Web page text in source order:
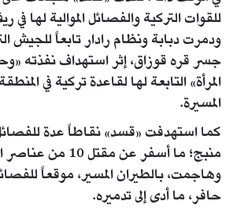
للقوات التركية والفصائل الموالية لها
ودمرت دبابة ونظام رادار تابعاً للجيش
جسر قره قوزاق، إثر استهداف نفذته
المرأة» التابعة لها لقاعدة تركية في
المسيرة.
كما استهدفت «قسد» نقاطاً عدة
منبج؛ ما أسفر عن مقتل
وهاجمت، بالطيران المسير، موقعاً
حافر، ما أدى إلى تدميره.